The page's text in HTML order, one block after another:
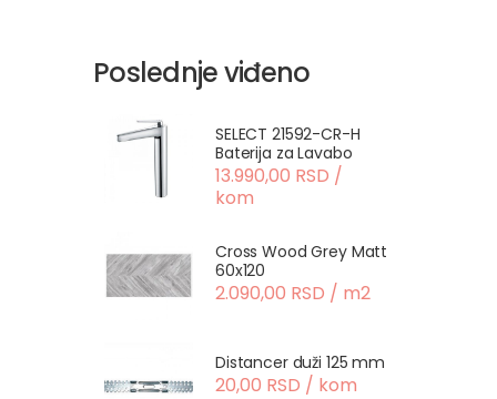
Poslednje viđeno
SELECT 21592-CR-H
Baterija za Lavabo
13.990,00 RSD /
kom
Cross Wood Grey Matt
60x120
2.090,00 RSD / m2
Distancer duži 125 mm
20,00 RSD / kom